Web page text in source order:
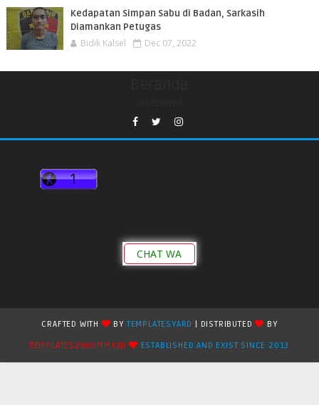
Kedapatan Simpan Sabu di Badan, Sarkasih
Diamankan Petugas
Bidik Kalsel Dec 07, 2022
CHAT WA
CRAFTED WITH BYTEMPLATESYARD | DISTRIBUTED
BY
TEMPLATES2909MMXXII
ESTABLISHED AND EXIST SINCE 2013